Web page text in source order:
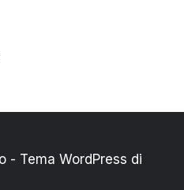
Tema WordPress di